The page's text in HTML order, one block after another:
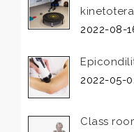
2022-08-
2022-05-
Class